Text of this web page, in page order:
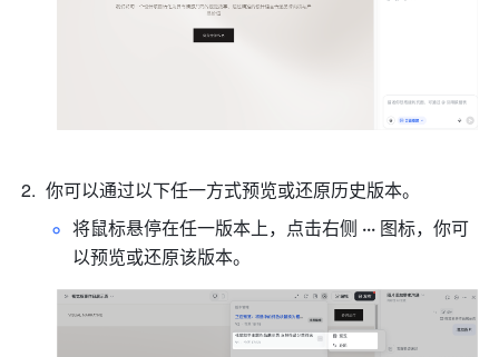
你可以通过以下任一方式预览或还原历史版本。
将鼠标悬停在任一版本上，点击右侧 ··· 图标，你可
以预览或还原该版本。